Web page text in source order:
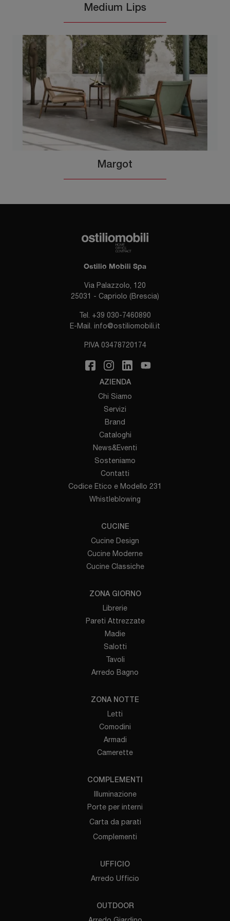
Medium Lips
Margot
Ostilio Mobili Spa
Via Palazzolo, 120
25031 - Capriolo (Brescia)
Tel. +39 030-7460890
E-Mail. info@ostiliomobili.it
P.IVA 03478720174
AZIENDA
Chi Siamo
Servizi
Brand
Cataloghi
News&Eventi
Sosteniamo
Contatti
Codice Etico e Modello 231
Whistleblowing
CUCINE
Cucine Design
Cucine Moderne
Cucine Classiche
ZONA GIORNO
Librerie
Pareti Attrezzate
Madie
Salotti
Tavoli
Arredo Bagno
ZONA NOTTE
Letti
Comodini
Armadi
Camerette
COMPLEMENTI
Illuminazione
Porte per interni
Carta da parati
Complementi
UFFICIO
Arredo Ufficio
OUTDOOR